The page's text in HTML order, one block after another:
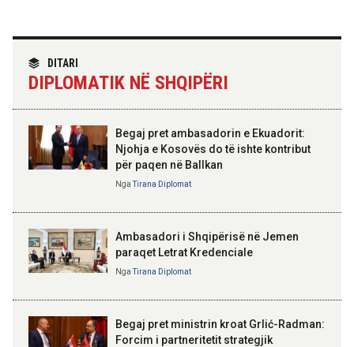
14:08 07-08-2026
“Fincantieri Albania” në Vlorë,
Nufi në divizionin e anijeve
detare në Itali: Njohje me
14:06 07-08-2026
Koçiu: Bajpasi i Tiranës, investim
strategjik për infrastrukturë
TIRANA DIPLOMAT
Skënderbeut dhe Ismail
Kosovë!
DITARI
DIPLOMATIK NË SHQIPËRI
Begaj pret ambasadorin e Ekuadorit:
Njohja e Kosovës do të ishte kontribut
për paqen në Ballkan
NgaTirana Diplomat
Ambasadori i Shqipërisë në Jemen
paraqet Letrat Kredenciale
NgaTirana Diplomat
Begaj pret ministrin kroat Grlić-Radman:
Forcim i partneritetit strategjik